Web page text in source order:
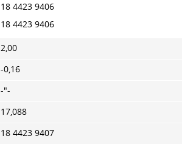
18 4423 9406
18 4423 9406
2,00
-0,16
-"-
17,088
18 4423 9407